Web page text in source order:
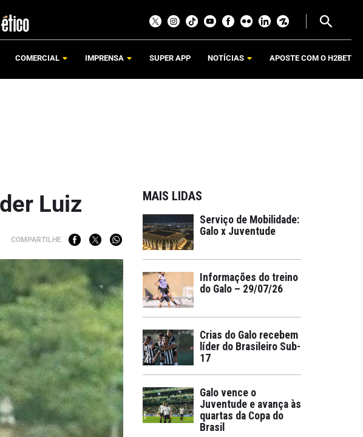
COMERCIAL IMPRENSA SUPER APP NOTÍCIAS APOSTE COM O H2BET
Luiz
COMPARTILHE
MAIS LIDAS
Serviço de Mobilidade:
Galo x Juventude
Informações do treino
do Galo – 29/07/26
Crias do Galo recebem
líder do Brasileiro Sub-
17
Galo vence o
Juventude e avança às
quartas da Copa do
Brasil